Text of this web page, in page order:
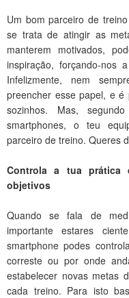
Um bom parceiro de
se trata de atingir as
manterem motivados,
inspiração, forçando-nos
Infelizmente, nem
preencher esse papel, e
sozinhos. Mas,
smartphones, o teu
parceiro de treino. Queres
Controla a tua prática
objetivos
Quando se fala de
importante estares
smartphone podes
correste ou por onde
estabelecer novas metas
cada treino. Para isto